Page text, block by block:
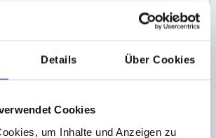
Details Über Cookies
Cookies
um Inhalte und Anzeigen zu
SCHWARZGRAU RAL7021, MIT
GEWINDELÄNGE=30,8
FORM=F
AUS STAHL
GRIFFHÖHE=30
H4=33,5
A1=47 B=7,5 ZÄHNEZAHL =16